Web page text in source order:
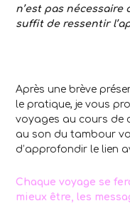
n’est pas nécessaire
suffit de ressentir
Après une brève
le pratique, je vous
voyages au cours de
au son du tambour
d’approfondir le lien
Chaque voyage se
mieux être, les